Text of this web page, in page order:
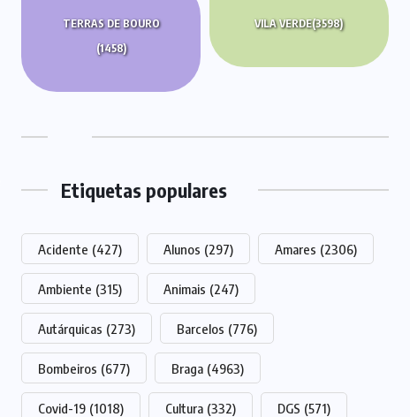
TERRAS DE BOURO
(1458)
VILA VERDE(3598)
Etiquetas populares
Acidente (427) Alunos (297) Amares (2306)
Ambiente (315) Animais (247)
Autárquicas (273) Barcelos (776)
Bombeiros (677) Braga (4963)
Covid-19 (1018) Cultura (332) DGS (571)